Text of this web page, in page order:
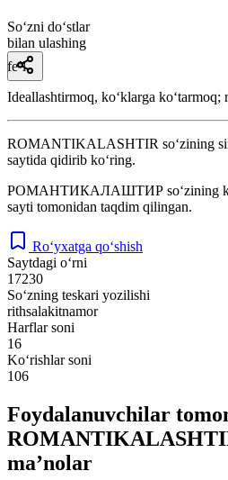
So‘zni do‘stlar
bilan ulashing
fe’l
Ideallashtirmoq, koʻklarga
ROMANTIKALASHTIR so‘zining
saytida qidirib ko‘ring.
РОМАНТИКАЛАШТИР so‘zining
sayti tomonidan taqdim qilingan.
Ro‘yxatga qo‘shish
Saytdagi o‘rni
17230
So‘zning teskari yozilishi
rithsalakitnamor
Harflar soni
16
Ko‘rishlar soni
106
Foydalanuvchilar
ma’nolar